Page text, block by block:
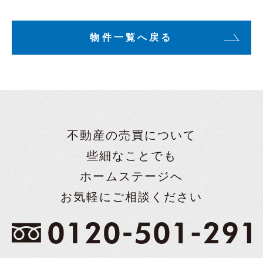
物件一覧へ戻る
不動産の売買について
些細なことでも
ホームステージへ
お気軽にご相談ください